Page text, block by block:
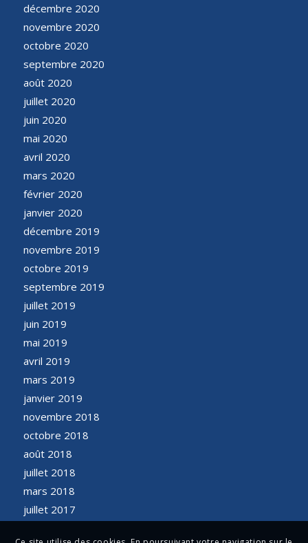
décembre 2020
novembre 2020
octobre 2020
septembre 2020
août 2020
juillet 2020
juin 2020
mai 2020
avril 2020
mars 2020
février 2020
janvier 2020
décembre 2019
novembre 2019
octobre 2019
septembre 2019
juillet 2019
juin 2019
mai 2019
avril 2019
mars 2019
janvier 2019
novembre 2018
octobre 2018
août 2018
juillet 2018
mars 2018
juillet 2017